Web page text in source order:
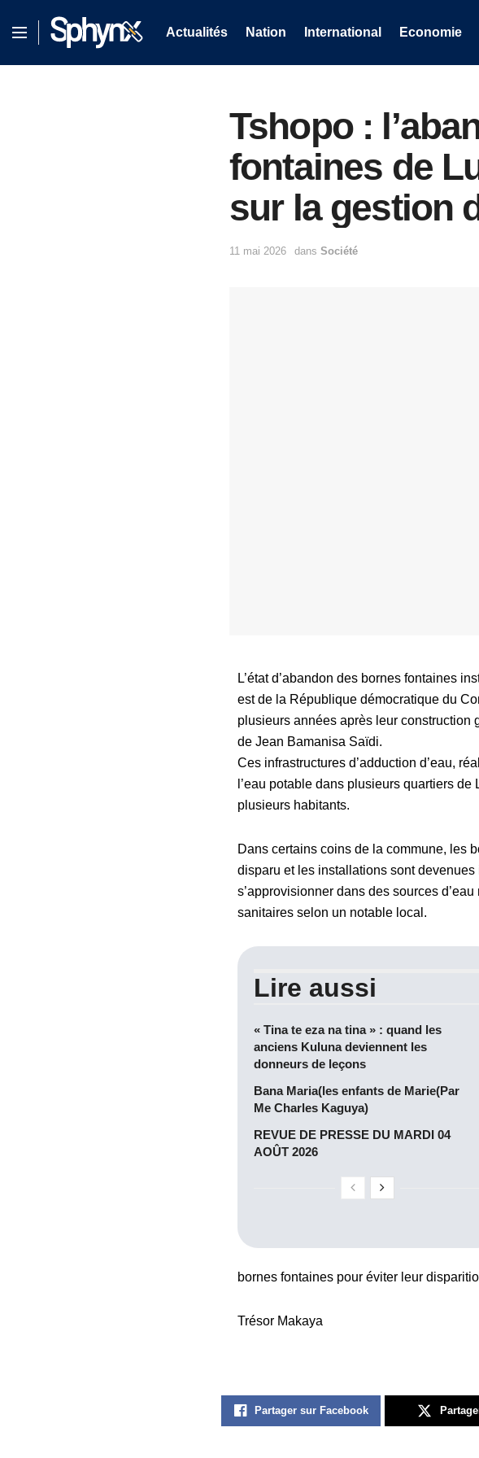
Actualités Nation International Economie
Tshopo :
fontaines de
sur la gestion
11 mai 2026 dans Société
L’état d’abandon des bornes fontaines
est de la République démocratique du
plusieurs années après leur construction
de Jean Bamanisa Saïdi.
Ces infrastructures d’adduction d’eau,
l’eau potable dans plusieurs quartiers
plusieurs habitants.
Dans certains coins de la commune, les
disparu et les installations sont
s’approvisionner dans des sources
sanitaires selon un notable local.
Lire aussi
« Tina te eza na tina » : quand les
anciens Kuluna deviennent les
donneurs de leçons
Bana Maria(les enfants de Marie(Par
Me Charles Kaguya)
REVUE DE PRESSE DU MARDI 04
AOÛT 2026
bornes fontaines pour éviter leur
Trésor Makaya
Partager sur Facebook